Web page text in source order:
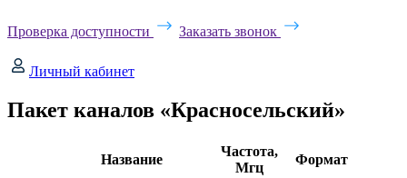
Проверка доступности Заказать звонок
Личный кабинет
Пакет каналов «Красносельский»
Название
Частота,
Мгц
Формат